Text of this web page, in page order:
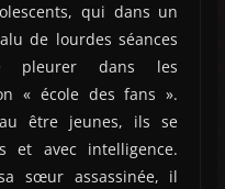
qui dans un
de lourdes séances
pleurer dans les
« école des fans ».
être jeunes, ils se
et avec intelligence.
sœur assassinée, il